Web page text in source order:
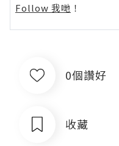
Follow 我哋 ！
0個讚好
收藏